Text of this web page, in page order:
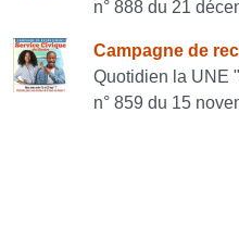
n° 888 du 21
Campagne de
Quotidien la UNE
n° 859 du 15